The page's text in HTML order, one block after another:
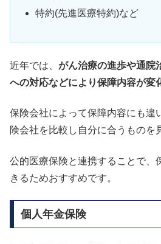
特約(先進医療特約)など
近年では、 がん治療の進歩や通院
への対応などにより保障内容が変
保険会社によって保障内容にも違
険会社を比較し自分に合うものを
公的医療保険と連携することで、
きるためおすすめです。
個人年金保険